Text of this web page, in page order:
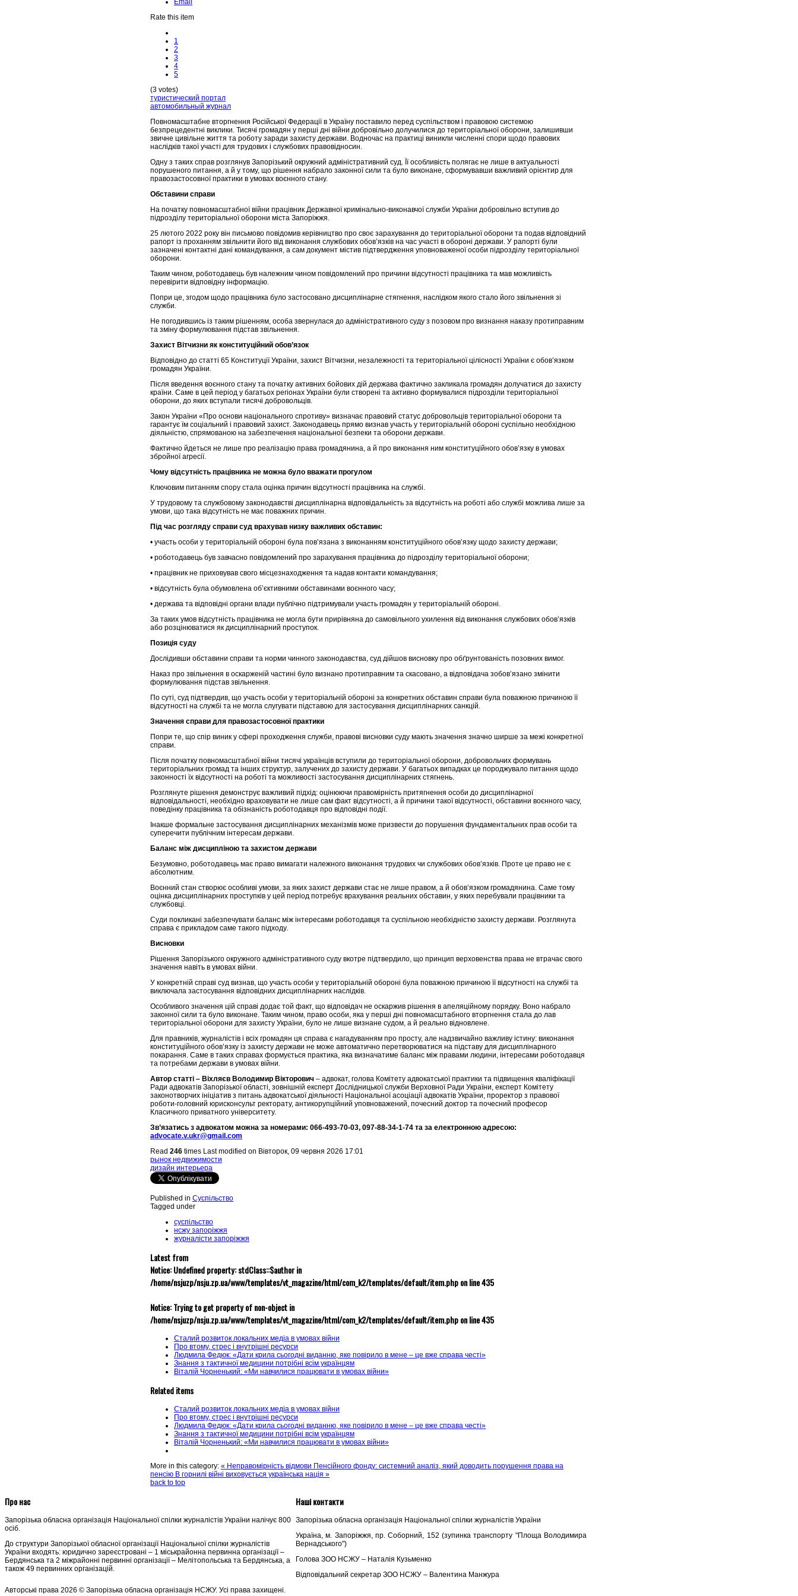
Email
Rate this item
1
2
3
4
5
(3 votes)
туристический портал
автомобильный журнал
Повномасштабне вторгнення Російської Федерації в Україну поставило перед суспільством і правовою системою
безпрецедентні виклики. Тисячі громадян у перші дні війни добровільно долучилися до територіальної оборони, залишивши
звичне цивільне життя та роботу заради захисту держави. Водночас на практиці виникли численні спори щодо правових
наслідків такої участі для трудових і службових правовідносин.
Одну з таких справ розглянув Запорізький окружний адміністративний суд. Її особливість полягає не лише в актуальності
порушеного питання, а й у тому, що рішення набрало законної сили та було виконане, сформувавши важливий орієнтир для
правозастосовної практики в умовах воєнного стану.
Обставини справи
На початку повномасштабної війни працівник Державної кримінально-виконавчої служби України добровільно вступив до
підрозділу територіальної оборони міста Запоріжжя.
25 лютого 2022 року він письмово повідомив керівництво про своє зарахування до територіальної оборони та подав відповідний
рапорт із проханням звільнити його від виконання службових обов’язків на час участі в обороні держави. У рапорті були
зазначені контактні дані командування, а сам документ містив підтвердження уповноваженої особи підрозділу територіальної
оборони.
Таким чином, роботодавець був належним чином повідомлений про причини відсутності працівника та мав можливість
перевірити відповідну інформацію.
Попри це, згодом щодо працівника було застосовано дисциплінарне стягнення, наслідком якого стало його звільнення зі
служби.
Не погодившись із таким рішенням, особа звернулася до адміністративного суду з позовом про визнання наказу протиправним
та зміну формулювання підстав звільнення.
Захист Вітчизни як конституційний обов’язок
Відповідно до статті 65 Конституції України, захист Вітчизни, незалежності та територіальної цілісності України є обов’язком
громадян України.
Після введення воєнного стану та початку активних бойових дій держава фактично закликала громадян долучатися до захисту
країни. Саме в цей період у багатьох регіонах України були створені та активно формувалися підрозділи територіальної
оборони, до яких вступали тисячі добровольців.
Закон України «Про основи національного спротиву» визначає правовий статус добровольців територіальної оборони та
гарантує їм соціальний і правовий захист. Законодавець прямо визнав участь у територіальній обороні суспільно необхідною
діяльністю, спрямованою на забезпечення національної безпеки та оборони держави.
Фактично йдеться не лише про реалізацію права громадянина, а й про виконання ним конституційного обов’язку в умовах
збройної агресії.
Чому відсутність працівника не можна було вважати прогулом
Ключовим питанням спору стала оцінка причин відсутності працівника на службі.
У трудовому та службовому законодавстві дисциплінарна відповідальність за відсутність на роботі або службі можлива лише за
умови, що така відсутність не має поважних причин.
Під час розгляду справи суд врахував низку важливих обставин:
• участь особи у територіальній обороні була пов’язана з виконанням конституційного обов’язку щодо захисту держави;
• роботодавець був завчасно повідомлений про зарахування працівника до підрозділу територіальної оборони;
• працівник не приховував свого місцезнаходження та надав контакти командування;
• відсутність була обумовлена об’єктивними обставинами воєнного часу;
• держава та відповідні органи влади публічно підтримували участь громадян у територіальній обороні.
За таких умов відсутність працівника не могла бути прирівняна до самовільного ухилення від виконання службових обов’язків
або розцінюватися як дисциплінарний проступок.
Позиція суду
Дослідивши обставини справи та норми чинного законодавства, суд дійшов висновку про обґрунтованість позовних вимог.
Наказ про звільнення в оскарженій частині було визнано протиправним та скасовано, а відповідача зобов’язано змінити
формулювання підстав звільнення.
По суті, суд підтвердив, що участь особи у територіальній обороні за конкретних обставин справи була поважною причиною її
відсутності на службі та не могла слугувати підставою для застосування дисциплінарних санкцій.
Значення справи для правозастосовної практики
Попри те, що спір виник у сфері проходження служби, правові висновки суду мають значення значно ширше за межі конкретної
справи.
Після початку повномасштабної війни тисячі українців вступили до територіальної оборони, добровольчих формувань
територіальних громад та інших структур, залучених до захисту держави. У багатьох випадках це породжувало питання щодо
законності їх відсутності на роботі та можливості застосування дисциплінарних стягнень.
Розглянуте рішення демонструє важливий підхід: оцінюючи правомірність притягнення особи до дисциплінарної
відповідальності, необхідно враховувати не лише сам факт відсутності, а й причини такої відсутності, обставини воєнного часу,
поведінку працівника та обізнаність роботодавця про відповідні події.
Інакше формальне застосування дисциплінарних механізмів може призвести до порушення фундаментальних прав особи та
суперечити публічним інтересам держави.
Баланс між дисципліною та захистом держави
Безумовно, роботодавець має право вимагати належного виконання трудових чи службових обов’язків. Проте це право не є
абсолютним.
Воєнний стан створює особливі умови, за яких захист держави стає не лише правом, а й обов’язком громадянина. Саме тому
оцінка дисциплінарних проступків у цей період потребує врахування реальних обставин, у яких перебували працівники та
службовці.
Суди покликані забезпечувати баланс між інтересами роботодавця та суспільною необхідністю захисту держави. Розглянута
справа є прикладом саме такого підходу.
Висновки
Рішення Запорізького окружного адміністративного суду вкотре підтвердило, що принцип верховенства права не втрачає свого
значення навіть в умовах війни.
У конкретній справі суд визнав, що участь особи у територіальній обороні була поважною причиною її відсутності на службі та
виключала застосування відповідних дисциплінарних наслідків.
Особливого значення цій справі додає той факт, що відповідач не оскаржив рішення в апеляційному порядку. Воно набрало
законної сили та було виконане. Таким чином, право особи, яка у перші дні повномасштабного вторгнення стала до лав
територіальної оборони для захисту України, було не лише визнане судом, а й реально відновлене.
Для правників, журналістів і всіх громадян ця справа є нагадуванням про просту, але надзвичайно важливу істину: виконання
конституційного обов’язку із захисту держави не може автоматично перетворюватися на підставу для дисциплінарного
покарання. Саме в таких справах формується практика, яка визначатиме баланс між правами людини, інтересами роботодавця
та потребами держави в умовах війни.
Автор статті – Віхляєв Володимир Вікторович – адвокат, голова Комітету адвокатської практики та підвищення кваліфікації
Ради адвокатів Запорізької області, зовнішній експерт Дослідницької служби Верховної Ради України, експерт Комітету
законотворчих ініціатив з питань адвокатської діяльності Національної асоціації адвокатів України, проректор з правової
роботи-головний юрисконсульт ректорату, антикорупційний уповноважений, почесний доктор та почесний професор
Класичного приватного університету.
Зв’язатись з адвокатом можна за номерами: 066-493-70-03, 097-88-34-1-74 та за електронною адресою:
advocate.v.ukr@gmail.com
Read 246 times Last modified on Вівторок, 09 червня 2026 17:01
рынок недвижимости
дизайн интерьера
Published in Суспільство
Tagged under
суспільство
нсжу запоріжжя
журналісти запоріжжя
Latest from
Notice: Undefined property: stdClass::$author in
/home/nsjuzp/nsju.zp.ua/www/templates/vt_magazine/html/com_k2/templates/default/item.phpon line435
Notice: Trying to get property of non-object in
/home/nsjuzp/nsju.zp.ua/www/templates/vt_magazine/html/com_k2/templates/default/item.phpon line435
Сталий розвиток локальних медіа в умовах війни
Про втому, стрес і внутрішні ресурси
Людмила Федюк: «Дати крила сьогодні виданню, яке повірило в мене – це вже справа честі»
Знання з тактичної медицини потрібні всім українцям
Віталій Чорненький: «Ми навчилися працювати в умовах війни»
Related items
Сталий розвиток локальних медіа в умовах війни
Про втому, стрес і внутрішні ресурси
Людмила Федюк: «Дати крила сьогодні виданню, яке повірило в мене – це вже справа честі»
Знання з тактичної медицини потрібні всім українцям
Віталій Чорненький: «Ми навчилися працювати в умовах війни»
More in this category: « Неправомірність відмови Пенсійного фонду: системний аналіз, який доводить порушення права на
пенсію В горнилі війні виховується українська нація »
back to top
Про нас
Запорізька обласна організація Національної спілки журналістів України налічує 800
осіб.
До структури Запорізької обласної організації Національної спілки журналістів
України входять: юридично зареєстровані – 1 міськрайонна первинна організації –
Бердянська та 2 міжрайонні первинні організації – Мелітопольська та Бердянська, а
також 49 первинних організацій.
Наші контакти
Запорізька обласна організація Національної спілки журналістів України
Українa, м. Запоріжжя, пр. Соборний, 152 (зупинка транспорту "Площа Володимира
Вернадського")
Голова ЗОО НСЖУ – Наталія Кузьменко
Відповідальний секретар ЗОО НСЖУ – Валентина Манжура
Авторські права 2026 © Запорізька обласна організація НСЖУ. Усі права захищені.